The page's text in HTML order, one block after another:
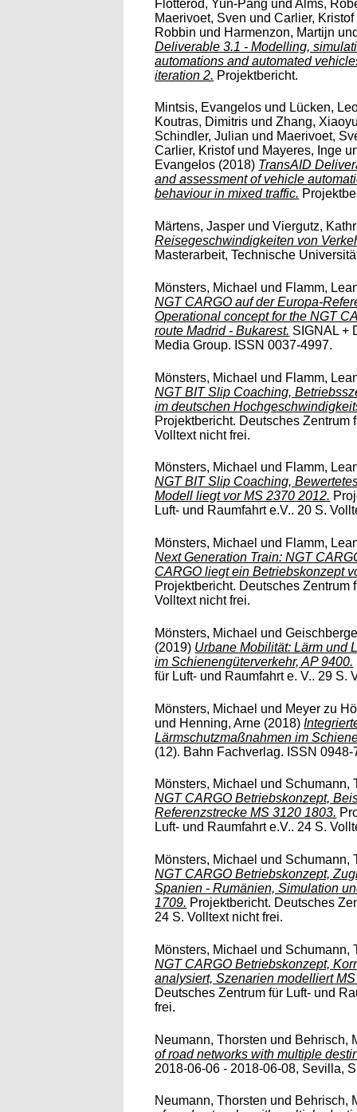
Flötteröd, Yun-Pang undAlms,
Maerivoet, Sven undCarlier, Kristof
Robbin und Harmenzon, Martijn
Deliverable 3.1 - Modelling,
automations and automated
iteration 2. Projektbericht.
Mintsis, Evangelos und Lücken,
Koutras, Dimitris undZhang,
Schindler, Julian und Maerivoet,
Carlier, Kristofund Mayeres, Inge
Evangelos (2018) TransAID
and assessment of vehicle
behaviour in mixed traffic.
Märtens, Jasper undViergutz,
Reisegeschwindigkeiten von
Masterarbeit, Technische
Mönsters, Michael und Flamm,
NGT CARGO auf der Europa-
Operational concept for the NGT
route Madrid - Bukarest. SIGNAL +
Media Group. ISSN 0037-4997.
Mönsters, Michael und Flamm,
NGT BIT Slip Coaching,
im deutschen
Projektbericht. Deutsches Zentrum
Volltext nicht frei.
Mönsters, Michael und Flamm,
NGT BIT Slip Coaching,
Modell liegt vor MS 2370 2012.
Luft- und Raumfahrt e.V.. 20 S.
Mönsters, Michael und Flamm,
Next Generation Train: NGT
CARGO liegt ein Betriebskonzept
Projektbericht. Deutsches Zentrum
Volltext nicht frei.
Mönsters, Michael und
(2019) Urbane Mobilität: Lärm und
im Schienengüterverkehr, AP 9400.
für Luft- und Raumfahrt e. V.. 29 S.
Mönsters, Michael und Meyer zu
und Henning, Arne (2018)
Lärmschutzmaßnahmen im
(12). Bahn Fachverlag. ISSN 0948-
Mönsters, Michael und Schumann,
NGT CARGO Betriebskonzept,
Referenzstrecke MS 3120 1803.
Luft- und Raumfahrt e.V.. 24 S.
Mönsters, Michael und Schumann,
NGT CARGO Betriebskonzept,
Spanien - Rumänien, Simulation
1709. Projektbericht. Deutsches
24 S. Volltext nicht frei.
Mönsters, Michael und Schumann,
NGT CARGO Betriebskonzept,
analysiert, Szenarien modelliert
Deutsches Zentrum für Luft- und
frei.
Neumann, Thorsten und Behrisch,
of road networks with multiple
2018-06-06 - 2018-06-08, Sevilla,
Neumann, Thorsten und Behrisch,